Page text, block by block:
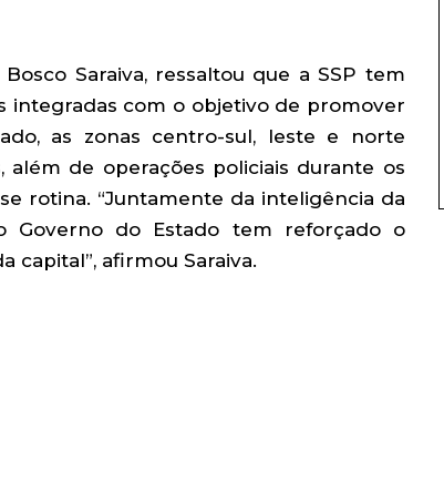
Saraiva, ressaltou que a SSP tem
integradas com o objetivo de promover
as zonas centro-sul, leste e norte
de operações policiais durante os
rotina. “Juntamente da inteligência da
Governo do Estado tem reforçado o
capital”, afirmou Saraiva.